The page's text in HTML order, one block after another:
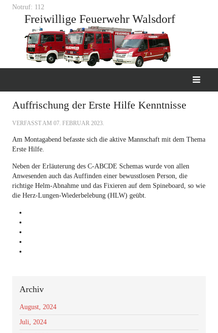
Notruf: 112
Freiwillige Feuerwehr Walsdorf
Auffrischung der Erste Hilfe Kenntnisse
VERFASST AM 07. FEBRUAR 2023.
Am Montagabend befasste sich die aktive Mannschaft mit dem Thema
Erste Hilfe.
Neben der Erläuterung des C-ABCDE Schemas wurde von allen
Anwesenden auch das Auffinden einer bewusstlosen Person, die
richtige Helm-Abnahme und das Fixieren auf dem Spineboard, so wie
die Herz-Lungen-Wiederbelebung (HLW) geübt.
Archiv
August, 2024
Juli, 2024